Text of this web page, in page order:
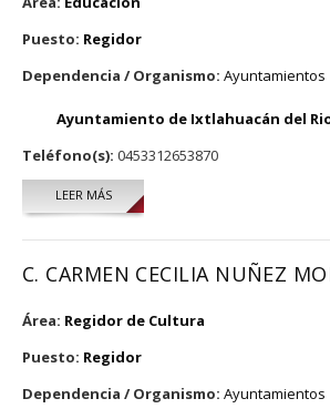
Puesto: Regidor
Dependencia / Organismo: Ayuntamientos
Ayuntamiento de Ixtlahuacán del
Teléfono(s): 0453312653870
LEER MÁSSOBRE C. VIRIDIANA SOUZA CAMACHO
C. CARMEN CECILIA NUÑEZ
Área: Regidor de Cultura
Puesto: Regidor
Dependencia / Organismo: Ayuntamientos